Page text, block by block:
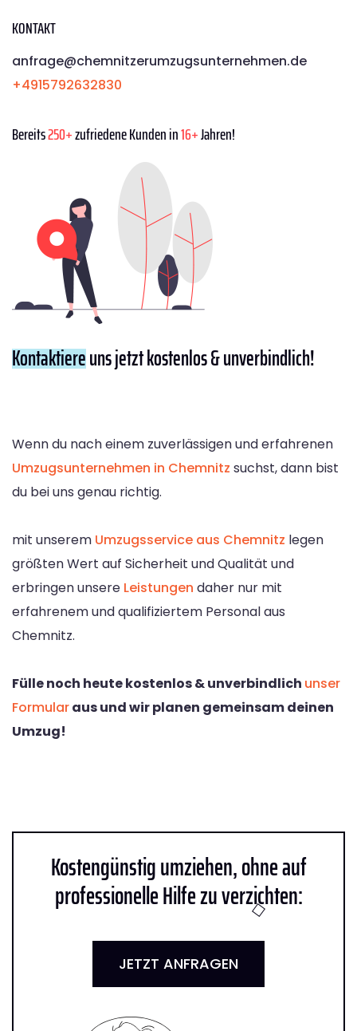
KONTAKT
anfrage@chemnitzerumzugsunternehmen.de
+4915792632830
Bereits250+zufriedene Kunden in16+Jahren!
Kontaktiereuns jetzt kostenlos & unverbindlich!
Wenn du nach einem zuverlässigen und erfahrenen
Umzugsunternehmen in Chemnitz suchst, dann bist
du bei uns genau richtig.
mit unserem Umzugsservice aus Chemnitz legen
größten Wert auf Sicherheit und Qualität und
erbringen unsere Leistungen daher nur mit
erfahrenem und qualifiziertem Personal aus
Chemnitz.
Fülle noch heute kostenlos & unverbindlich unser
Formularaus und wir planen gemeinsam deinen
Umzug!
Kostengünstig umziehen, ohne auf
professionelle Hilfe zu verzichten:
JETZT ANFRAGEN